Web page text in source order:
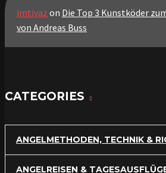
imtiyaz on Die Top 3 Kunstköder
von Andreas Buss
CATEGORIES
ANGELMETHODEN, TECHNIK &
ANGELREISEN &